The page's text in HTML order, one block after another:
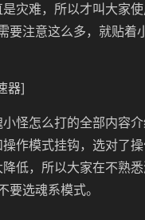
灾难，所以才叫大家
要注意这么多，就贴着
器]
怪怎么打的全部内容
作模式挂钩，选对了
低，所以大家在不熟
要选魂系模式。